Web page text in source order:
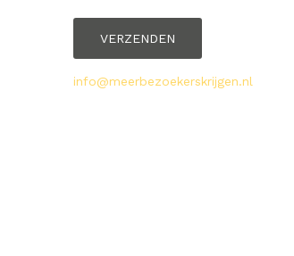
info@meerbezoekerskrijgen.nl